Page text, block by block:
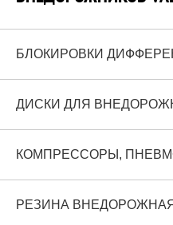
БЛОКИРОВКИ
ДИСКИ ДЛЯ
КОМПРЕССОРЫ,
РЕЗИНА